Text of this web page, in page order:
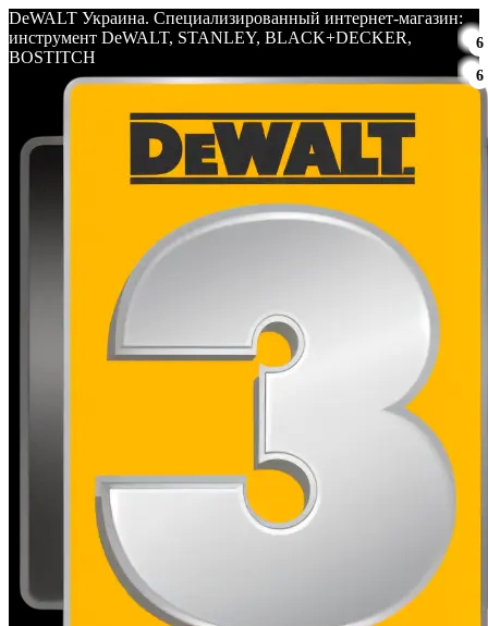
DeWALT Украина. Специализированный интернет-магазин:
инструмент DeWALT, STANLEY, BLACK+DECKER,
BOSTITCH
6
6